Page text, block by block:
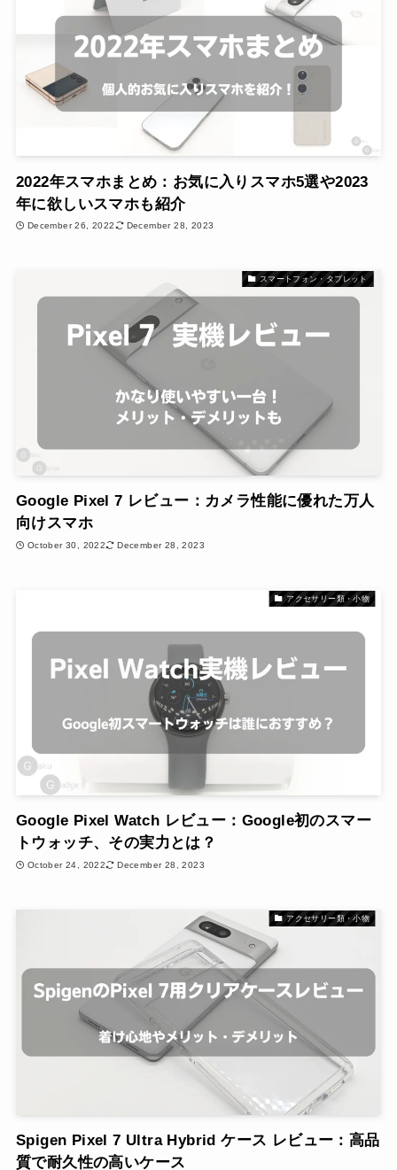
2022年スマホまとめ：お気に入りスマホ5選や2023
年に欲しいスマホも紹介
December 26, 2022 December 28, 2023
スマートフォン・タブレット
Google Pixel 7 レビュー：カメラ性能に優れた万人
向けスマホ
October 30, 2022 December 28, 2023
アクセサリー類・小物
Google Pixel Watch レビュー：Google初のスマー
トウォッチ、その実力とは？
October 24, 2022 December 28, 2023
アクセサリー類・小物
Spigen Pixel 7 Ultra Hybrid ケース レビュー：高品
質で耐久性の高いケース